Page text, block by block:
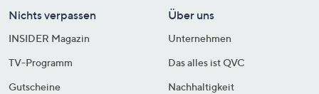
Nichts verpassen
INSIDER Magazin
TV-Programm
Gutscheine
Über uns
Unternehmen
Das alles ist QVC
Nachhaltigkeit